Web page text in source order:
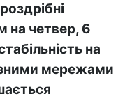
на четвер, 6
на
мережами